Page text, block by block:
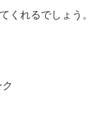
くれるでしょう。